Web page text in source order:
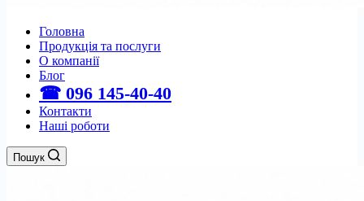
Головна
Продукція та послуги
О компанії
Блог
☎ 096 145-40-40
Контакти
Наші роботи
Пошук